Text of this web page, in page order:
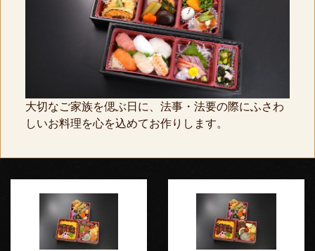
大切なご家族を偲ぶ日に、法事・法要の際にふさわ
しいお料理を心を込めてお作りします。